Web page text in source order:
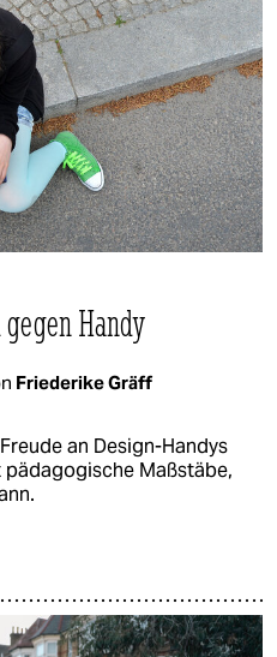
Handy
Friederike Gräff
an Design-Handys
Maßstäbe,